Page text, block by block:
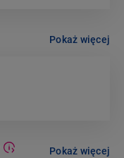
Pokaż więcej
Pokaż więcej